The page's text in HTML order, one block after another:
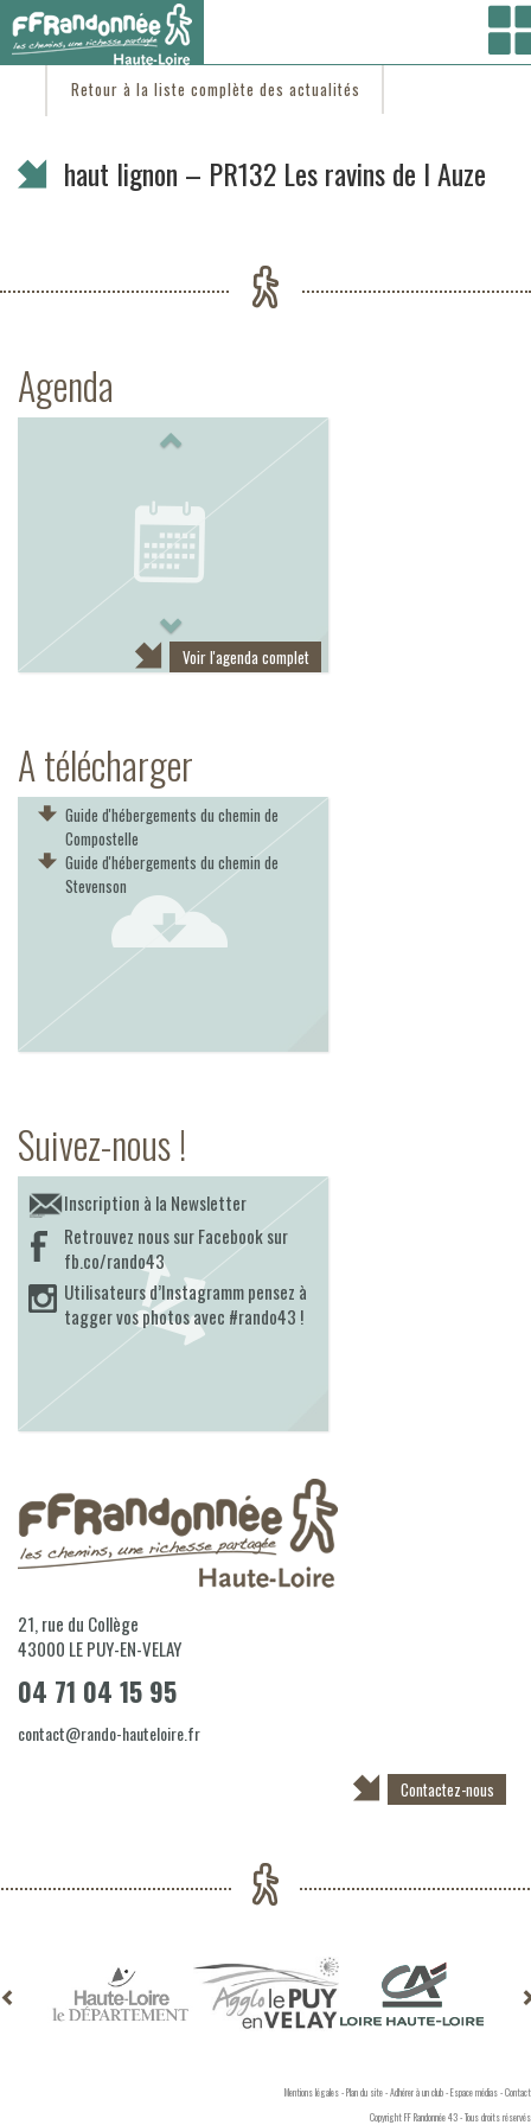
Vous êtes ici :Accueil/C'est d'actu
Retour à la liste complète des actualités
haut lignon – PR132 Les ravins de l Auze
Agenda
Voir l'agenda complet
A télécharger
Guide d'hébergements du chemin de
Compostelle
Guide d'hébergements du chemin de
Stevenson
Suivez-nous !
Inscription à la Newsletter
Retrouvez nous sur Facebook sur
fb.co/rando43
Utilisateurs d’Instagramm pensez à
tagger vos photos avec #rando43 !
21, rue du Collège
43000 LE PUY-EN-VELAY
04 71 04 15 95
contact@rando-hauteloire.fr
Contactez-nous
Mentions légales-Plan du site-Adhérer à un club-Espace médias-Contact
Copyright FF Randonnée 43 - Tous droits réservés